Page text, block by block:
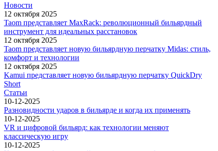
Новости
12 октября 2025
Taom представляет MaxRack: революционный бильярдный
инструмент для идеальных расстановок
12 октября 2025
Taom представляет новую бильярдную перчатку Midas: стиль,
комфорт и технологии
12 октября 2025
Kamui представляет новую бильярдную перчатку QuickDry
Short
Статьи
10-12-2025
Разновидности ударов в бильярде и когда их применять
10-12-2025
VR и цифровой бильярд: как технологии меняют
классическую игру
10-12-2025